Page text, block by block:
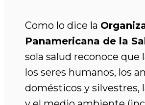
Como lo dice la
Panamericana de la
sola salud reconoce que
los seres humanos, los
domésticos y silvestres,